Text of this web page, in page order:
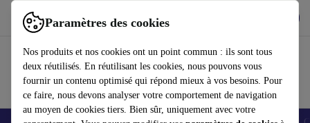
Paramètres des cookies
Nos produits et nos cookies ont un point commun : ils sont tous
deux réutilisés. En réutilisant les cookies, nous pouvons vous
fournir un contenu optimisé qui répond mieux à vos besoins. Pour
ce faire, nous devons analyser votre comportement de navigation
au moyen de cookies tiers. Bien sûr, uniquement avec votre
Utilisez refurbed rapidement et facilement